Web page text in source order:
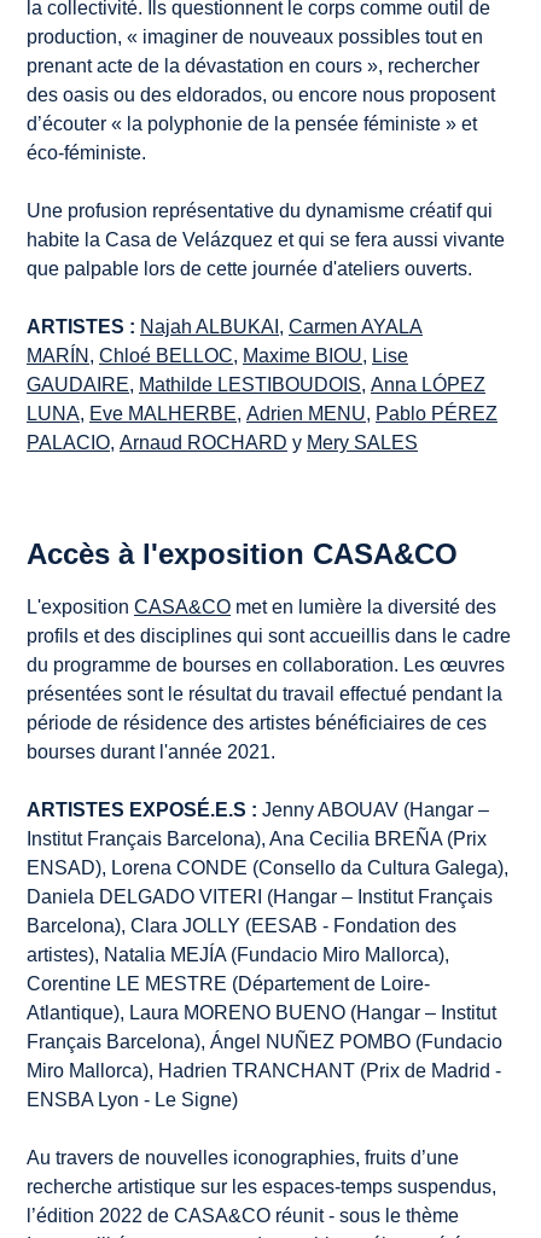
la collectivité. Ils questionnent le corps comme outil de
production, « imaginer de nouveaux possibles tout en
prenant acte de la dévastation en cours », rechercher
des oasis ou des eldorados, ou encore nous proposent
d’écouter « la polyphonie de la pensée féministe » et
éco-féministe.
Une profusion représentative du dynamisme créatif qui
habite la Casa de Velázquez et qui se fera aussi vivante
que palpable lors de cette journée d'ateliers ouverts.
ARTISTES : Najah ALBUKAI , Carmen AYALA
MARÍN , Chloé BELLOC, Maxime BIOU, Lise
GAUDAIRE, Mathilde LESTIBOUDOIS, Anna LÓPEZ
LUNA, Eve MALHERBE, Adrien MENU, Pablo PÉREZ
PALACIO, Arnaud ROCHARD y Mery SALES
Accès à l'exposition CASA&CO
L'exposition CASA&CO met en lumière la diversité des
profils et des disciplines qui sont accueillis dans le cadre
du programme de bourses en collaboration. Les œuvres
présentées sont le résultat du travail effectué pendant la
période de résidence des artistes bénéficiaires de ces
bourses durant l'année 2021.
ARTISTES EXPOSÉ.E.S : Jenny ABOUAV (Hangar –
Institut Français Barcelona), Ana Cecilia BREÑA (Prix
ENSAD), Lorena CONDE (Consello da Cultura Galega),
Daniela DELGADO VITERI (Hangar – Institut Français
Barcelona), Clara JOLLY (EESAB - Fondation des
artistes), Natalia MEJÍA (Fundacio Miro Mallorca),
Corentine LE MESTRE (Département de Loire-
Atlantique), Laura MORENO BUENO (Hangar – Institut
Français Barcelona), Ángel NUÑEZ POMBO (Fundacio
Miro Mallorca), Hadrien TRANCHANT (Prix de Madrid -
ENSBA Lyon - Le Signe)
Au travers de nouvelles iconographies, fruits d’une
recherche artistique sur les espaces-temps suspendus,
l’édition 2022 de CASA&CO réunit - sous le thème